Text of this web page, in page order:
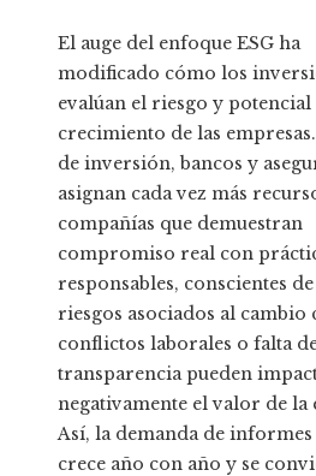
El auge del enfoque ESG ha
modificado cómo los
evalúan el riesgo y potencial
crecimiento de las
de inversión, bancos y
asignan cada vez más
compañías que demuestran
compromiso real con
responsables, conscientes
riesgos asociados al cambio
conflictos laborales o falta
transparencia pueden
negativamente el valor de la
Así, la demanda de informes
crece año con año y se